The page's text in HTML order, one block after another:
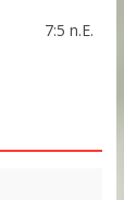
7:5 n.E.